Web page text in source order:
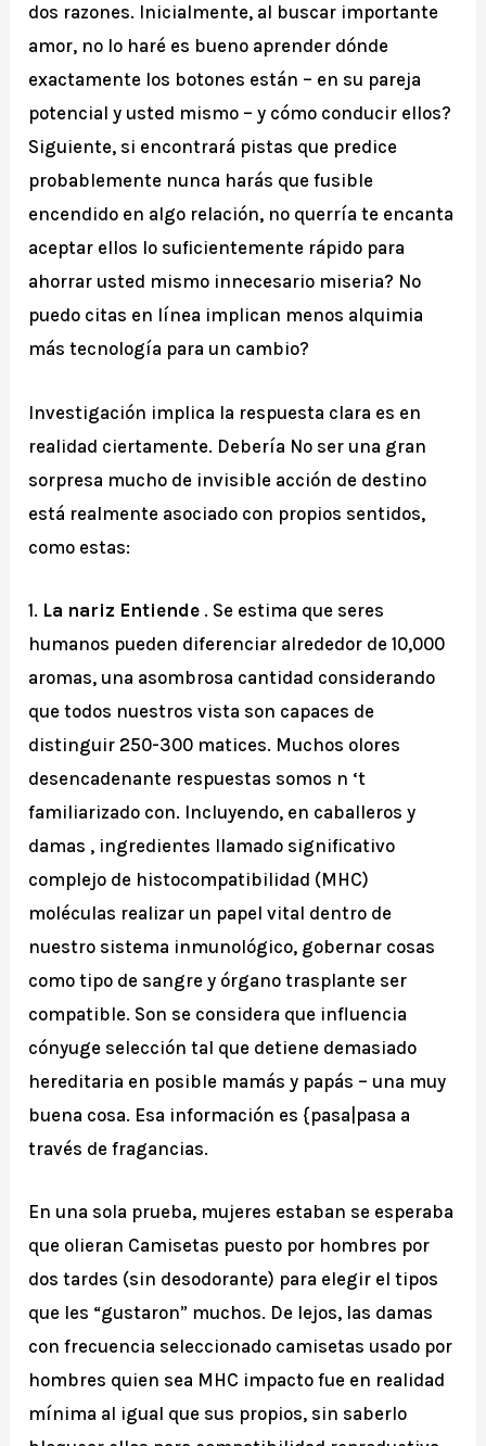
dos razones. Inicialmente, al buscar importante
amor, no lo haré es bueno aprender dónde
exactamente los botones están – en su pareja
potencial y usted mismo – y cómo conducir ellos?
Siguiente, si encontrará pistas que predice
probablemente nunca harás que fusible
encendido en algo relación, no querría te encanta
aceptar ellos lo suficientemente rápido para
ahorrar usted mismo innecesario miseria? No
puedo citas en línea implican menos alquimia
más tecnología para un cambio?
Investigación implica la respuesta clara es en
realidad ciertamente. Debería No ser una gran
sorpresa mucho de invisible acción de destino
está realmente asociado con propios sentidos,
como estas:
1. La nariz Entiende . Se estima que seres
humanos pueden diferenciar alrededor de 10,000
aromas, una asombrosa cantidad considerando
que todos nuestros vista son capaces de
distinguir 250-300 matices. Muchos olores
desencadenante respuestas somos n ‘t
familiarizado con. Incluyendo, en caballeros y
damas , ingredientes llamado significativo
complejo de histocompatibilidad (MHC)
moléculas realizar un papel vital dentro de
nuestro sistema inmunológico, gobernar cosas
como tipo de sangre y órgano trasplante ser
compatible. Son se considera que influencia
cónyuge selección tal que detiene demasiado
hereditaria en posible mamás y papás – una muy
buena cosa. Esa información es {pasa|pasa a
través de fragancias.
En una sola prueba, mujeres estaban se esperaba
que olieran Camisetas puesto por hombres por
dos tardes (sin desodorante) para elegir el tipos
que les “gustaron” muchos. De lejos, las damas
con frecuencia seleccionado camisetas usado por
hombres quien sea MHC impacto fue en realidad
mínima al igual que sus propios, sin saberlo